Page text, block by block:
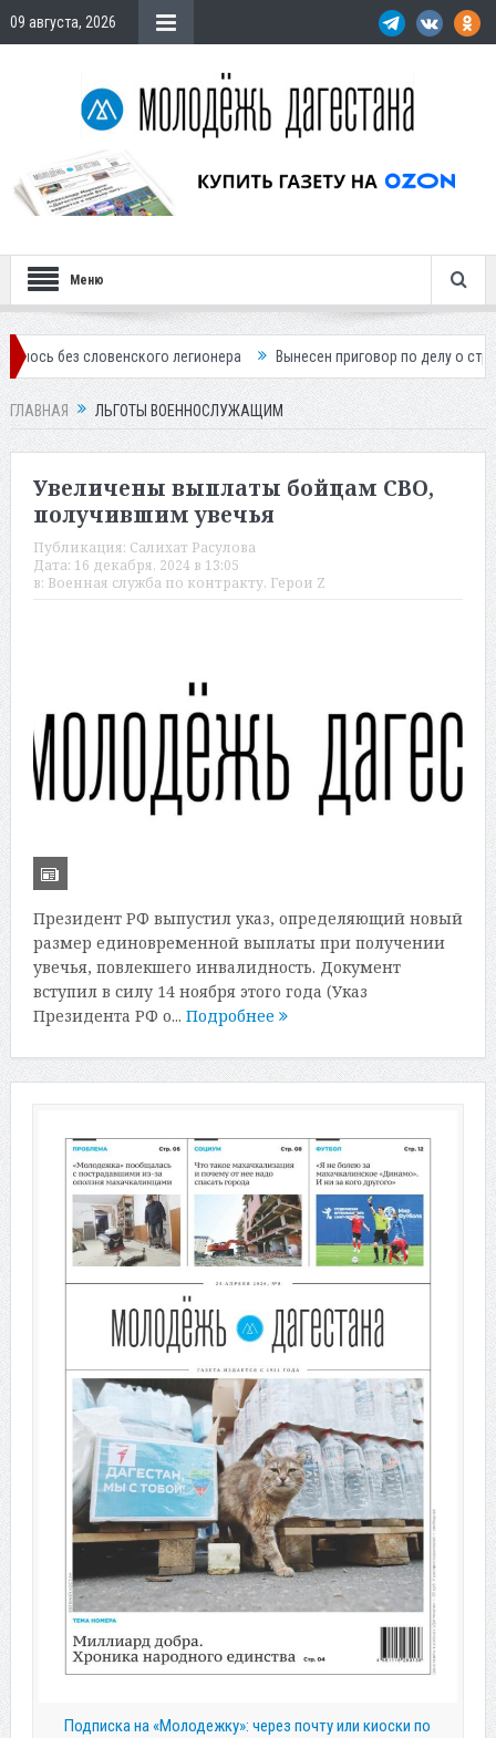
09 августа, 2026
Меню
словенского легионера Вынесен приговор по делу о
ГЛАВНАЯ ЛЬГОТЫ ВОЕННОСЛУЖАЩИМ
Увеличены выплаты бойцам СВО,
получившим увечья
Публикация: Салихат Расулова
Дата: 16 декабря, 2024 в 13:05
в: Военная служба по контракту, Герои Z
Президент РФ выпустил указ, определяющий новый
размер единовременной выплаты при получении
увечья, повлекшего инвалидность. Документ
вступил в силу 14 ноября этого года (Указ
Президента РФ о... Подробнее
Подписка на «Молодежку»: через почту или киоски по